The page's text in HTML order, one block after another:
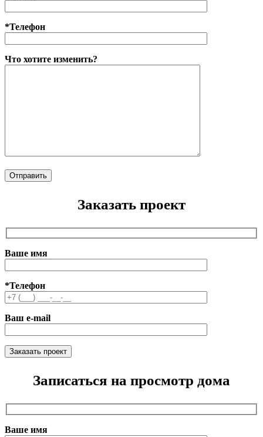
*Телефон
Что хотите изменить?
Заказать проект
Ваше имя
*Телефон
Ваш e-mail
Записаться на просмотр дома
Ваше имя